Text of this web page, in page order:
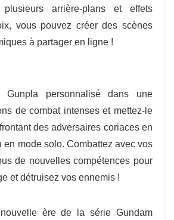
plusieurs arrière-plans et effets
vous pouvez créer des scènes
à partager en ligne !
Gunpla personnalisé dans une
de combat intenses et mettez-le
des adversaires coriaces en
en mode solo. Combattez avec vos
de nouvelles compétences pour
et détruisez vos ennemis !
ère de la série Gundam